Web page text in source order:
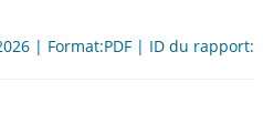
| Format:PDF | ID du rapport: